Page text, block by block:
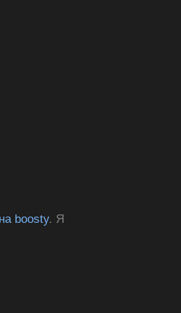
boosty. Я